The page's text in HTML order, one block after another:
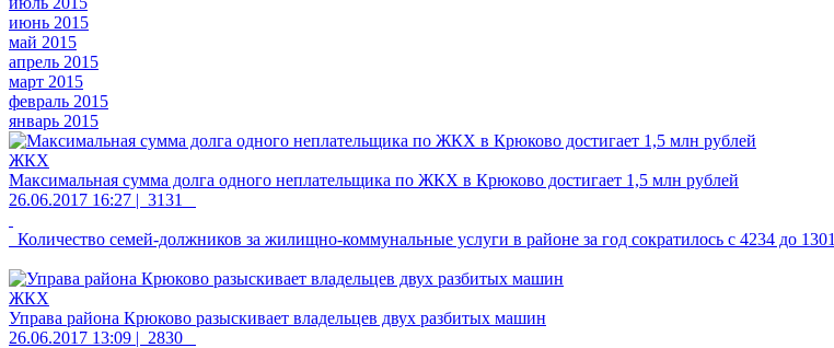
июнь 2015
май 2015
апрель 2015
март 2015
февраль 2015
январь 2015
ЖКХ
Максимальная сумма долга одного неплательщика по ЖКХ в Крюково достигает 1,5 млн рублей
26.06.2017 16:27 | 3131
Количество семей-должников за жилищно-коммунальные услуги в районе за год сократилось с 4234 до 1301
ЖКХ
Управа района Крюково разыскивает владельцев двух разбитых машин
26.06.2017 13:09 | 2830